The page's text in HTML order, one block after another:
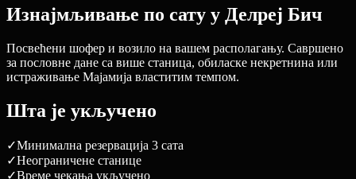
Изнајмљивање по сату у Делреј Бич
Посвећени шофер и возило на вашем располагању. Савршено
за пословне дане са више станица, обиласке некретнина или
истраживање Мајамија властитим темпом.
Шта је укључено
✓Минимална резервација 3 сата
✓Неограничене станице
✓Време чекања укључено